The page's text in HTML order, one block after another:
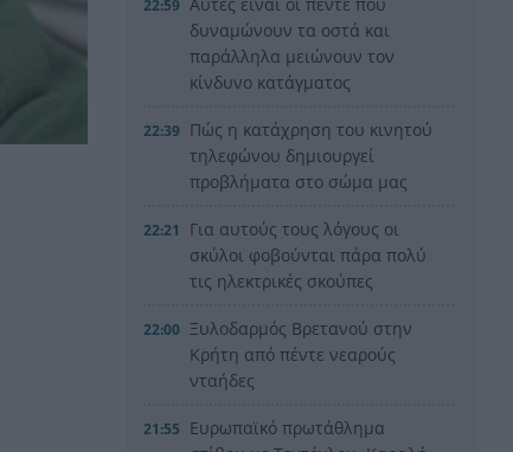
22:59
δυναμώνουν τα οστά και
παράλληλα μειώνουν τον
κίνδυνο κατάγματος
22:39 Πώς η κατάχρηση του κινητού
τηλεφώνου δημιουργεί
προβλήματα στο σώμα μας
22:21
Για αυτούς τους λόγους οι
σκύλοι φοβούνται πάρα πολύ
τις ηλεκτρικές σκούπες
22:00 Ξυλοδαρμός Βρετανού στην
Κρήτη από πέντε νεαρούς
νταήδες
21:55 Ευρωπαϊκό πρωτάθλημα